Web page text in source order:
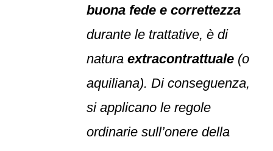
buona fede e correttezza
durante le trattative, è di
naturaextracontrattuale (o
aquiliana). Di conseguenza,
si applicano le regole
ordinarie sull’onere della